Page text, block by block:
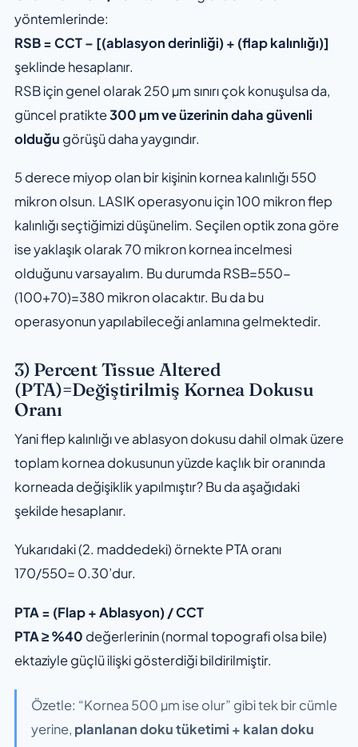
yöntemlerinde:
RSB = CCT – [(ablasyon derinliği) + (flap kalınlığı)]
şeklinde hesaplanır.
RSB için genel olarak 250 µm sınırı çok konuşulsa da,
güncel pratikte300 µm ve üzerinin daha güvenli
olduğu görüşü daha yaygındır.
5 derece miyop olan bir kişinin kornea kalınlığı 550
mikron olsun. LASIK operasyonu için 100 mikron flep
kalınlığı seçtiğimizi düşünelim. Seçilen optik zona göre
ise yaklaşık olarak 70 mikron kornea incelmesi
olduğunu varsayalım. Bu durumda RSB=550-
(100+70)=380 mikron olacaktır. Bu da bu
operasyonun yapılabileceği anlamına gelmektedir.
3) Percent Tissue Altered
(PTA)=Değiştirilmiş Kornea Dokusu
Oranı
Yani flep kalınlığı ve ablasyon dokusu dahil olmak üzere
toplam kornea dokusunun yüzde kaçlık bir oranında
korneada değişiklik yapılmıştır? Bu da aşağıdaki
şekilde hesaplanır.
Yukarıdaki (2. maddedeki) örnekte PTA oranı
170/550= 0.30’dur.
PTA = (Flap + Ablasyon) / CCT
PTA ≥ %40 değerlerinin (normal topografi olsa bile)
ektaziyle güçlü ilişki gösterdiği bildirilmiştir.
Özetle: “Kornea 500 µm ise olur” gibi tek bir cümle
yerine, planlanan doku tüketimi + kalan doku